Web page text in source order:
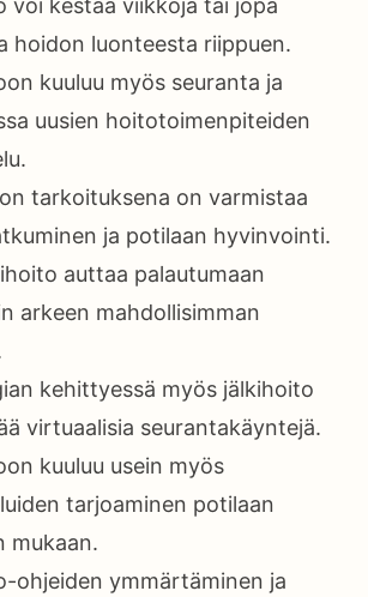
voi kestää viikkoja tai jopa
hoidon luonteesta riippuen.
kuuluu myös seuranta ja
uusien hoitotoimenpiteiden
tarkoituksena on varmistaa
ja potilaan hyvinvointi.
auttaa palautumaan
arkeen mahdollisimman
kehittyessä myös jälkihoito
virtuaalisia seurantakäyntejä.
kuuluu usein myös
tarjoaminen potilaan
mukaan.
ohjeiden ymmärtäminen ja